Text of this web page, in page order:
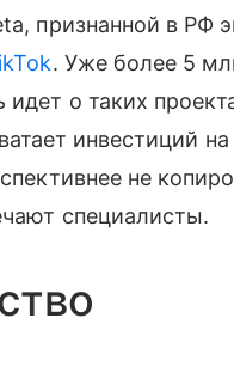
признанной в РФ
. Уже более 5
о таких
инвестиций
не
специалисты.